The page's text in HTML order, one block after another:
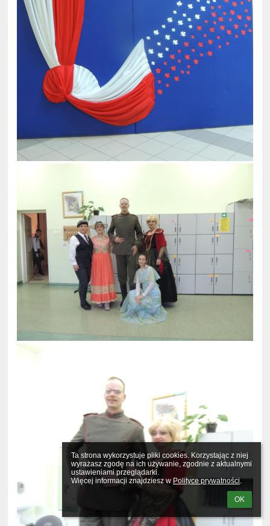
Ta strona wykorzystuje pliki cookies. Korzystając z niej
wyrażasz zgodę na ich używanie, zgodnie z aktualnymi
ustawieniami przeglądarki.
Więcej informacji znajdziesz w Polityce prywatności.
OK